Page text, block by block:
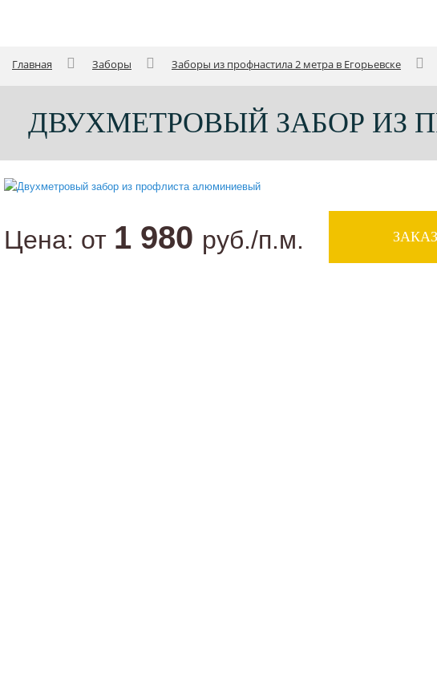
Главная Заборы Заборы из профнастила 2 метра в Егорьевске
ДВУХМЕТРОВЫЙ ЗАБОР ИЗ
Цена: от 1 980 руб./п.м.